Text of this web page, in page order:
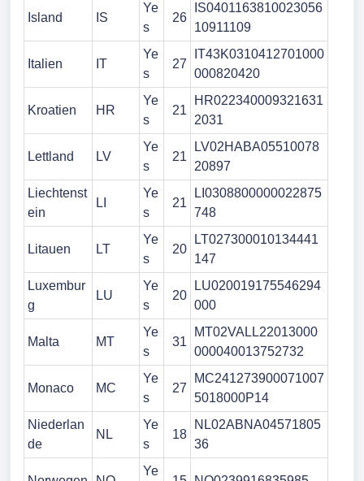
Island IS
Ye
s
26
IS0401163810023056
10911109
Italien IT
Ye
s
27
IT43K0310412701000
000820420
Kroatien HR
Ye
s
21
HR022340009321631
2031
Lettland LV
Ye
s
21
LV02HABA05510078
20897
Liechtenst
ein
LI
Ye
s
21
LI0308800000022875
748
Litauen LT
Ye
s
20
LT027300010134441
147
Luxembur
g
LU
Ye
s
20
LU020019175546294
000
Malta MT
Ye
s
31
MT02VALL22013000
000040013752732
Monaco MC
Ye
s
27
MC241273900071007
5018000P14
Niederlan
de
NL
Ye
s
18
NL02ABNA04571805
36
Ye